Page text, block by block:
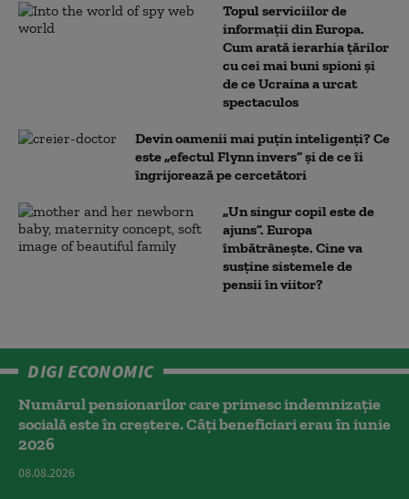
Topul serviciilor de
informații din Europa.
Cum arată ierarhia țărilor
cu cei mai buni spioni și
de ce Ucraina a urcat
spectaculos
Devin oamenii mai puțin inteligenți? Ce
este „efectul Flynn invers” și de ce îi
îngrijorează pe cercetători
„Un singur copil este de
ajuns”. Europa
îmbătrânește. Cine va
susține sistemele de
pensii în viitor?
DIGI ECONOMIC
Numărul pensionarilor care primesc indemnizaţie
socială este în creștere. Câți beneficiari erau în iunie
2026
08.08.2026